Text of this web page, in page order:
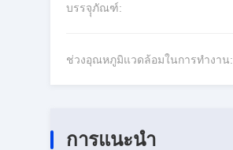
บรรจุุภัณฑ์:
ช่วงอุณหภูมิแวดล้อมในการทำงาน:
การแนะนำ